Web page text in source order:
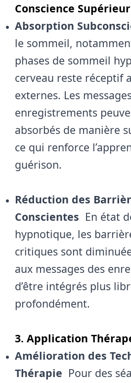
Conscience
Absorption
le sommeil,
phases de sommeil
cerveau reste réceptif
externes. Les
enregistrements
absorbés de manière
ce qui renforce
guérison.
Réduction des
Conscientes En état
hypnotique, les
critiques sont
aux messages des
d’être intégrés plus
profondément.
3. Application
Amélioration des
Thérapie Pour des